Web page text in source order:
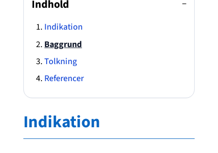
Indhold −
Indikation
Baggrund
Tolkning
Referencer
Indikation